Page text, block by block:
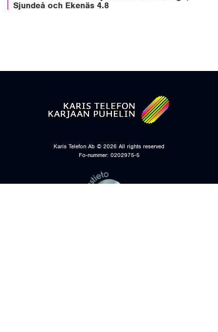
Sjundeå och Ekenäs 4.8
Karis Telefon Ab © 2026 All rights reserved
Fo-nummer: 0202975-5